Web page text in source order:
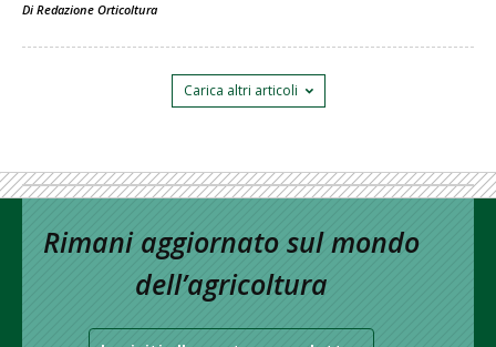
Di Redazione Orticoltura
Carica altri articoli
Rimani aggiornato sul mondo
dell’agricoltura